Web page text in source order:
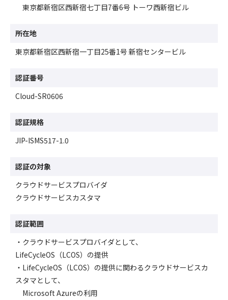
東京都新宿区西新宿七丁目7番6号 トーワ西新宿ビル
所在地
東京都新宿区西新宿一丁目25番1号 新宿センタービル
認証番号
Cloud-SR0606
認証規格
JIP-ISMS517-1.0
認証の対象
クラウドサービスプロバイダ
クラウドサービスカスタマ
認証範囲
・クラウドサービスプロバイダとして、
LifeCycleOS（LCOS）の提供
・LifeCycleOS（LCOS）の提供に関わるクラウドサービスカ
スタマとして、
Microsoft Azureの利用